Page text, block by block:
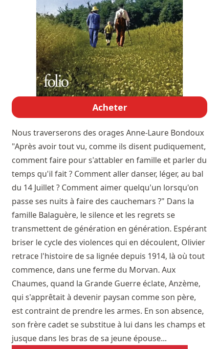
Acheter
Nous traverserons des orages Anne-Laure Bondoux
"Après avoir tout vu, comme ils disent pudiquement,
comment faire pour s'attabler en famille et parler du
temps qu'il fait ? Comment aller danser, léger, au bal
du 14 Juillet ? Comment aimer quelqu'un lorsqu'on
passe ses nuits à faire des cauchemars ?" Dans la
famille Balaguère, le silence et les regrets se
transmettent de génération en génération. Espérant
briser le cycle des violences qui en découlent, Olivier
retrace l'histoire de sa lignée depuis 1914, là où tout
commence, dans une ferme du Morvan. Aux
Chaumes, quand la Grande Guerre éclate, Anzème,
qui s'apprêtait à devenir paysan comme son père,
est contraint de prendre les armes. En son absence,
son frère cadet se substitue à lui dans les champs et
jusque dans les bras de sa jeune épouse...